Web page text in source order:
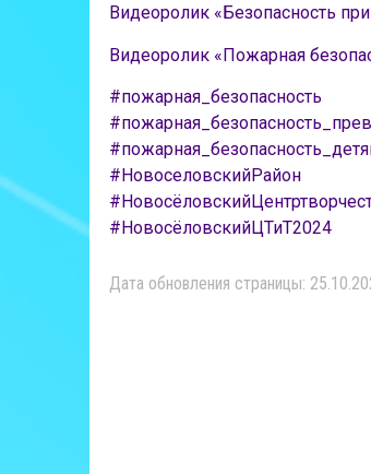
Видеоролик «Безопасность
Видеоролик «Пожарная
#пожарная_безопасность
#НовоселовскийРайон
#НовосёловскийЦТиТ2024
Дата обновления страницы: